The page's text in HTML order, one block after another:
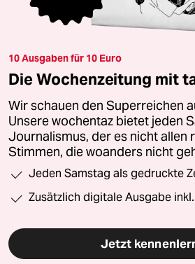
10 Ausgaben für 10 Euro
Die Wochenzeitung mit
Wir schauen den Superreichen
Unsere wochentaz bietet jeden
Journalismus, der es nicht allen
Stimmen, die woanders nicht
Jeden Samstag als gedruckte
Zusätzlich digitale Ausgabe
Jetzt